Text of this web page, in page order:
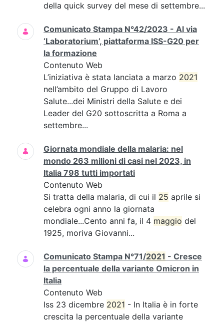
della quick survey del mese di settembre...
Comunicato Stampa N°42/2023 - Al via
‘Laboratorium’, piattaforma ISS-G20 per
la formazione
Contenuto Web
L’iniziativa è stata lanciata a marzo 2021
nell’ambito del Gruppo di Lavoro
Salute...dei Ministri della Salute e dei
Leader del G20 sottoscritta a Roma a
settembre...
Giornata mondiale della malaria: nel
mondo 263 milioni di casi nel 2023, in
Italia 798 tutti importati
Contenuto Web
Si tratta della malaria, di cui il 25 aprile si
celebra ogni anno la giornata
mondiale...Cento anni fa, il 4 maggio del
1925, moriva Giovanni...
Comunicato Stampa N°71/2021 - Cresce
la percentuale della variante Omicron in
Italia
Contenuto Web
Iss 23 dicembre 2021 - In Italia è in forte
crescita la percentuale della variante